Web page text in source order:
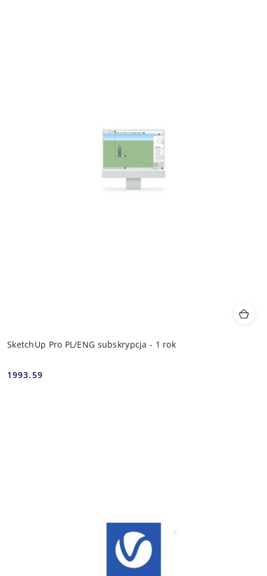
SketchUp Pro PL/ENG subskrypcja - 1 rok
Cena:
1993.59